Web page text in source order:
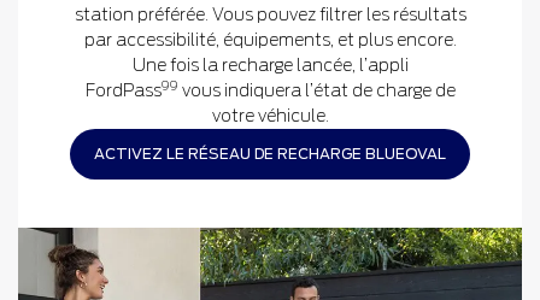
station préférée. Vous pouvez filtrer les résultats
par accessibilité, équipements, et plus encore.
Une fois la recharge lancée, l’appli
FordPass99 vous indiquera l’état de charge de
votre véhicule.
ACTIVEZ LE RÉSEAU DE RECHARGE BLUEOVAL